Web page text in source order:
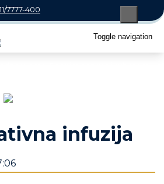
7777-400
Toggle navigation
infuzija